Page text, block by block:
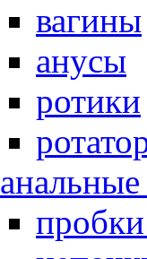
вагины
анусы
ротики